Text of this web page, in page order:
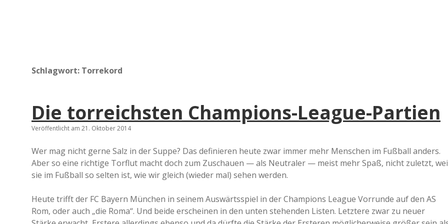
a
d
e
Schlagwort: Torrekord
Die torreichsten Champions-League-Partien
Veröffentlicht am 21. Oktober 2014
Wer mag nicht gerne Salz in der Suppe? Das definieren heute zwar immer mehr Menschen im Fußball anders.
Aber so eine richtige Torflut macht doch zum Zuschauen — als Neutraler — meist mehr Spaß, nicht zuletzt,
sie im Fußball so selten ist, wie wir gleich (wieder mal) sehen werden.
Heute trifft der FC Bayern München in seinem Auswärtsspiel in der Champions League Vorrunde auf den AS
Rom, oder auch „die Roma“. Und beide erscheinen in den unten stehenden Listen. Letztere zwar zu neuer